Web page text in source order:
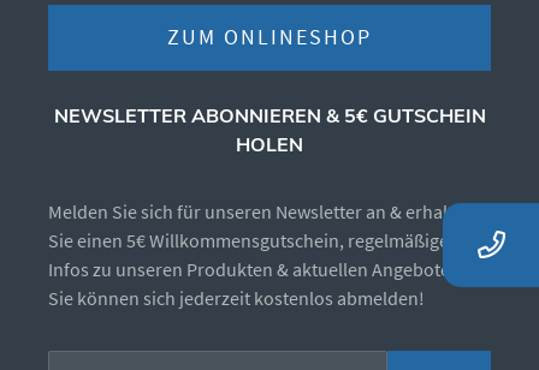
ZUM ONLINESHOP
NEWSLETTER ABONNIEREN & 5€ GUTSCHEIN
HOLEN
Melden Sie sich für unseren Newsletter an & erhalten
Sie einen 5€ Willkommensgutschein, regelmäßige
Infos zu unseren Produkten & aktuellen Angeboten.
Sie können sich jederzeit kostenlos abmelden!